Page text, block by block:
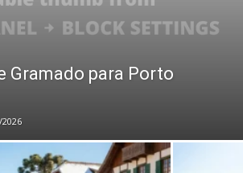
Gramado para Porto